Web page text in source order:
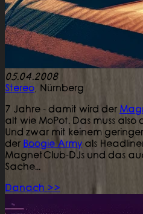
05.04.2008
Stereo, Nürnberg
7 Jahre - damit wird der
alt wie MoPot. Das muss
Und zwar mit keinem
der Boogie Army als
MagnetClub-DJs und das
Sache...
Danach >>